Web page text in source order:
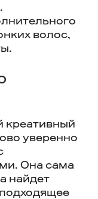
волос,
креативный
уверенно
Она сама
найдет